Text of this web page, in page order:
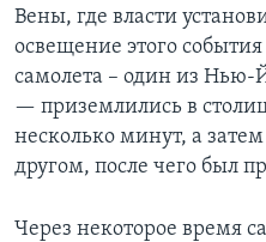
Вены, где власти
освещение этого
самолета – один из Нью-
— приземлились в
несколько минут, а
другом, после чего был
Через некоторое время